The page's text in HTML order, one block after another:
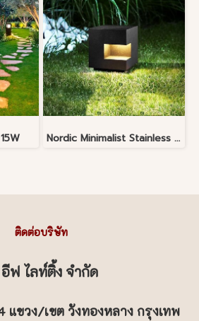
Nordic Minimalist Stainless Steel Lawn Lamp
ติดต่อบริษัท
ฟ ไลท์ติ้ง จำกัด
แขวง/เขต วังทองหลาง กรุงเทพ